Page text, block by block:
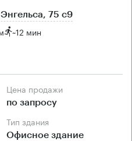
75 с9
~12 мин
Цена продажи
по запросу
Тип здания
Офисное здание